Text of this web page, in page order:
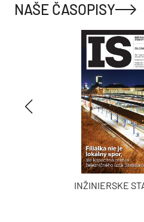
NAŠE ČASOPISY
INŽINIERSKE